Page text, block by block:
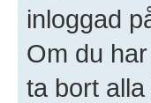
inloggad
Om du
ta bort